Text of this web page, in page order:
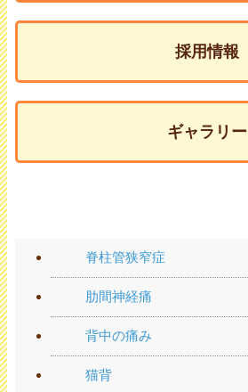
採用情報
ギャラリー
脊柱管狭窄症
肋間神経痛
背中の痛み
猫背